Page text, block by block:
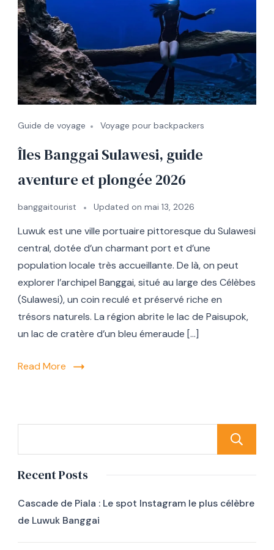
Guide de voyage Voyage pour backpackers
Îles Banggai Sulawesi, guide
aventure et plongée 2026
banggaitourist Updated on mai 13, 2026
Luwuk est une ville portuaire pittoresque du Sulawesi
central, dotée d’un charmant port et d’une
population locale très accueillante. De là, on peut
explorer l’archipel Banggai, situé au large des Célèbes
(Sulawesi), un coin reculé et préservé riche en
trésors naturels. La région abrite le lac de Paisupok,
un lac de cratère d’un bleu émeraude […]
Read More
Recent Posts
Cascade de Piala : Le spot Instagram le plus célèbre
de Luwuk Banggai